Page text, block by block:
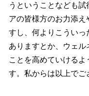
うということなども
アの皆様方のお力添え
すし、何よりこうい
ありますとか、ウェ
ことを高めていけるよ
す。私からは以上でご